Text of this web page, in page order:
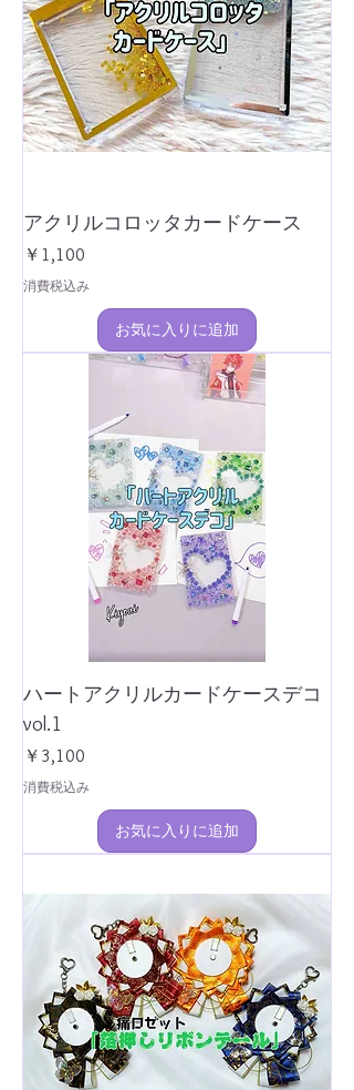
アクリルコロッタカードケース
価格
￥1,100
消費税込み
お気に入りに追加
ハートアクリルカードケースデコ
vol.1
価格
￥3,100
消費税込み
お気に入りに追加